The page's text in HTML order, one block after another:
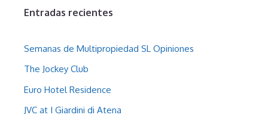
Entradas recientes
Semanas de Multipropiedad SL Opiniones
The Jockey Club
Euro Hotel Residence
JVC at I Giardini di Atena